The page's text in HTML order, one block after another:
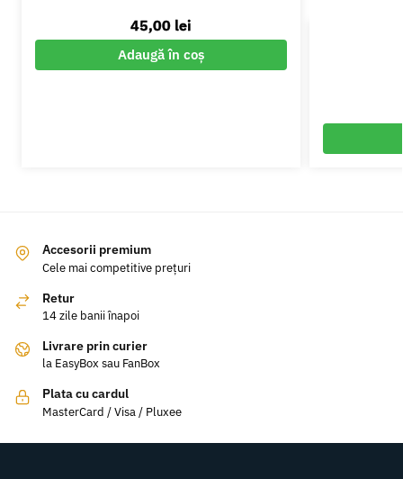
45,00 lei
Adaugă în coș
Accesorii premium
Cele mai competitive prețuri
Retur
14 zile banii înapoi
Livrare prin curier
la EasyBox sau FanBox
Plata cu cardul
MasterCard / Visa / Pluxee